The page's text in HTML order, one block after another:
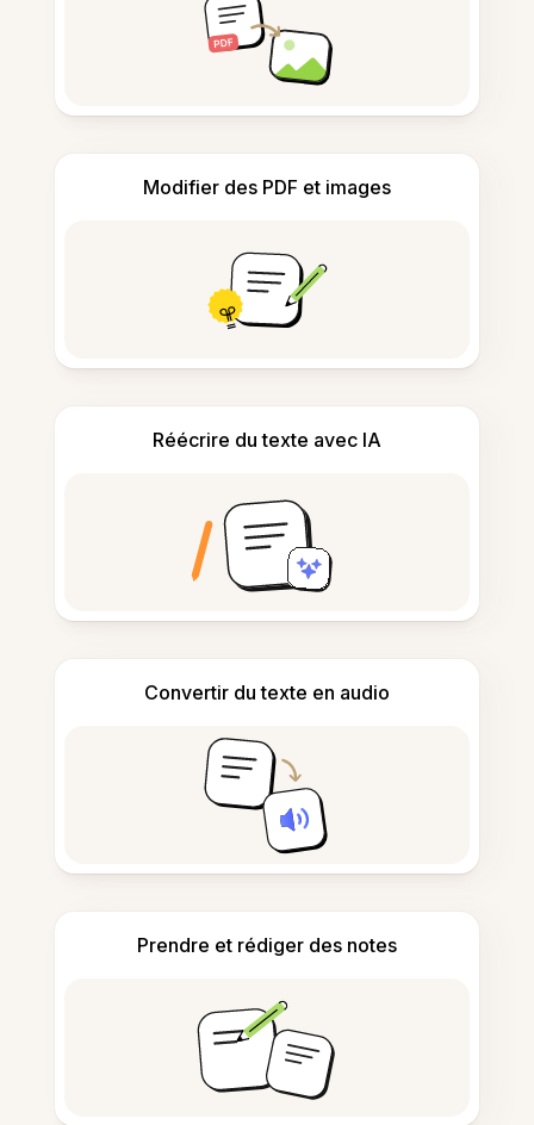
Modifier des PDF et images
Réécrire du texte avec IA
Convertir du texte en audio
Prendre et rédiger des notes